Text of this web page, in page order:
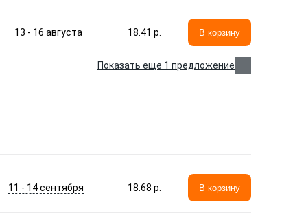
13 - 16 августа 18.41 p. В корзину
Показать еще 1 предложение
11 - 14 сентября 18.68 p. В корзину